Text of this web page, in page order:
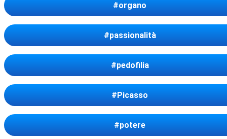
#organo
#passionalità
#pedofilia
#Picasso
#potere